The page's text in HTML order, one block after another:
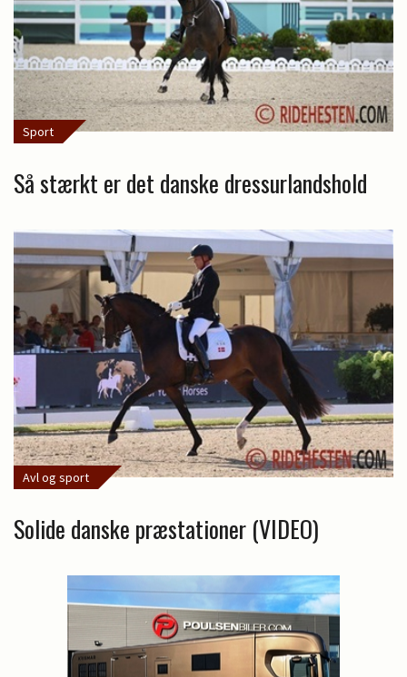
Sport
Så stærkt er det danske dressurlandshold
Avl og sport
Solide danske præstationer (VIDEO)